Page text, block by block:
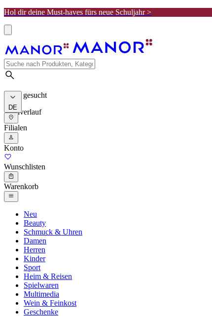
Hol dir deine Must-haves fürs neue Schuljahr >
Meist gesucht
Suchverlauf
DE
Filialen
Konto
Wunschlisten
Warenkorb
Neu
Beauty
Schmuck & Uhren
Damen
Herren
Kinder
Sport
Heim & Reisen
Spielwaren
Multimedia
Wein & Feinkost
Geschenke